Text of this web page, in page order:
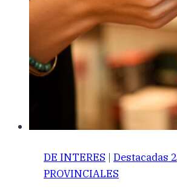
DE INTERES | Destacadas 2
PROVINCIALES